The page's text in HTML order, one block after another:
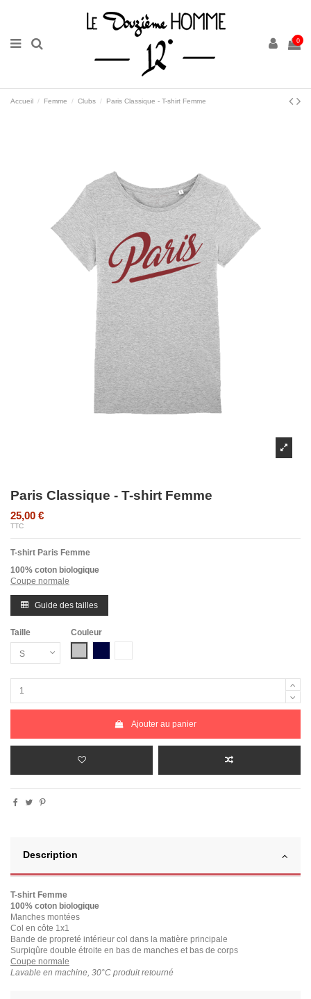
0
Accueil Femme Clubs Paris Classique - T-shirt Femme
Paris Classique - T-shirt Femme
25,00 €
TTC
T-shirt Paris Femme
100% coton biologique
Coupe normale
Guide des tailles
Taille
Couleur
Ajouter au panier
Description
T-shirt Femme
100% coton biologique
Manches montées
Col en côte 1x1
Bande de propreté intérieur col dans la matière principale
Surpiqûre double étroite en bas de manches et bas de corps
Coupe normale
Lavable en machine, 30°C produit retourné